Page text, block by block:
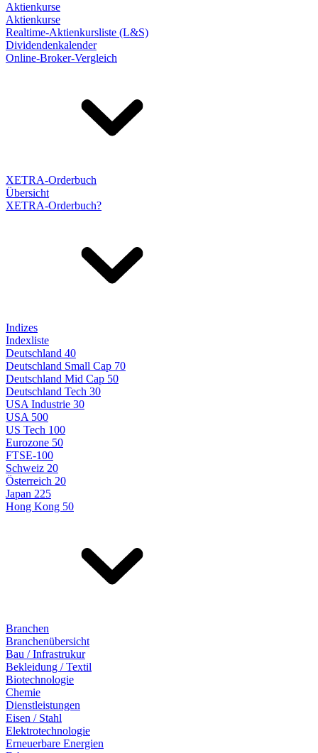
Aktienkurse
Aktienkurse
Realtime-Aktienkursliste (L&S)
Dividendenkalender
Online-Broker-Vergleich
XETRA-Orderbuch
Übersicht
XETRA-Orderbuch?
Indizes
Indexliste
Deutschland 40
Deutschland Small Cap 70
Deutschland Mid Cap 50
Deutschland Tech 30
USA Industrie 30
USA 500
US Tech 100
Eurozone 50
FTSE-100
Schweiz 20
Österreich 20
Japan 225
Hong Kong 50
Branchen
Branchenübersicht
Bau / Infrastrukur
Bekleidung / Textil
Biotechnologie
Chemie
Dienstleistungen
Eisen / Stahl
Elektrotechnologie
Erneuerbare Energien